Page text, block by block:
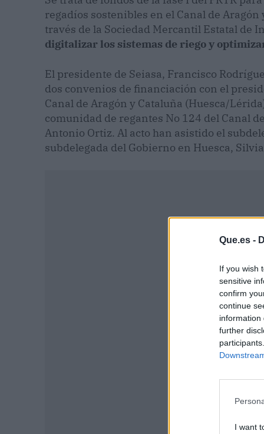
Que.es -
If you wish
sensitive
confirm
continue
information
further
I want
regadíos sostenibles en el Canal de
través de la Sociedad Mercantil Estatal de
digitalizar los sistemas de riego y
El presidente de Seiasa, Francisco
dos convenios de financiación con el
Canal de Aragón y Cataluña (Huesca/
comunidad de regantes No 124 del Canal
Antonio Ortiz. Al acto han asistido el
subdelegada del Gobierno en Huesca,